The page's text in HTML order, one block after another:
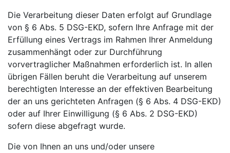
Die Verarbeitung dieser Daten erfolgt auf Grundlage
von § 6 Abs. 5 DSG-EKD, sofern Ihre Anfrage mit der
Erfüllung eines Vertrags im Rahmen Ihrer Anmeldung
zusammenhängt oder zur Durchführung
vorvertraglicher Maßnahmen erforderlich ist. In allen
übrigen Fällen beruht die Verarbeitung auf unserem
berechtigten Interesse an der effektiven Bearbeitung
der an uns gerichteten Anfragen (§ 6 Abs. 4 DSG-EKD)
oder auf Ihrer Einwilligung (§ 6 Abs. 2 DSG-EKD)
sofern diese abgefragt wurde.
Die von Ihnen an uns und/oder unsere